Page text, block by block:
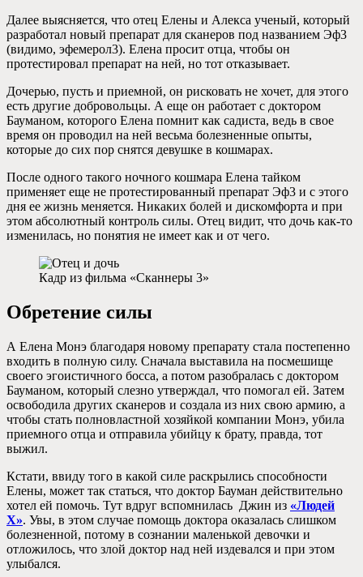
Далее выясняется, что отец Елены и Алекса ученый, который
разработал новый препарат для сканеров под названием Эф3
(видимо, эфемерол3). Елена просит отца, чтобы он
протестировал препарат на ней, но тот отказывает.
Дочерью, пусть и приемной, он рисковать не хочет, для этого
есть другие добровольцы. А еще он работает с доктором
Бауманом, которого Елена помнит как садиста, ведь в свое
время он проводил на ней весьма болезненные опыты,
которые до сих пор снятся девушке в кошмарах.
После одного такого ночного кошмара Елена тайком
применяет еще не протестированный препарат Эф3 и с этого
дня ее жизнь меняется. Никаких болей и дискомфорта и при
этом абсолютный контроль силы. Отец видит, что дочь как-то
изменилась, но понятия не имеет как и от чего.
Кадр из фильма «Сканнеры 3»
Обретение силы
А Елена Монэ благодаря новому препарату стала постепенно
входить в полную силу. Сначала выставила на посмешище
своего эгоистичного босса, а потом разобралась с доктором
Бауманом, который слезно утверждал, что помогал ей. Затем
освободила других сканеров и создала из них свою армию, а
чтобы стать полновластной хозяйкой компании Монэ, убила
приемного отца и отправила убийцу к брату, правда, тот
выжил.
Кстати, ввиду того в какой силе раскрылись способности
Елены, может так статься, что доктор Бауман действительно
хотел ей помочь. Тут вдруг вспомнилась Джин из «Людей
Х». Увы, в этом случае помощь доктора оказалась слишком
болезненной, потому в сознании маленькой девочки и
отложилось, что злой доктор над ней издевался и при этом
улыбался.